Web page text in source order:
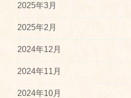
2025年3月
2025年2月
2024年12月
2024年11月
2024年10月